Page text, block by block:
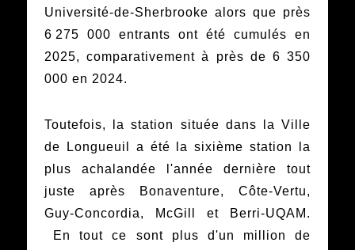
Université-de-Sherbrooke alors que près
6 275 000 entrants ont été cumulés en
2025, comparativement à près de 6 350
000 en 2024.
Toutefois, la station située dans la Ville
de Longueuil a été la sixième station la
plus achalandée l'année dernière tout
juste après Bonaventure, Côte-Vertu,
Guy-Concordia, McGill et Berri-UQAM.
En tout ce sont plus d'un million de